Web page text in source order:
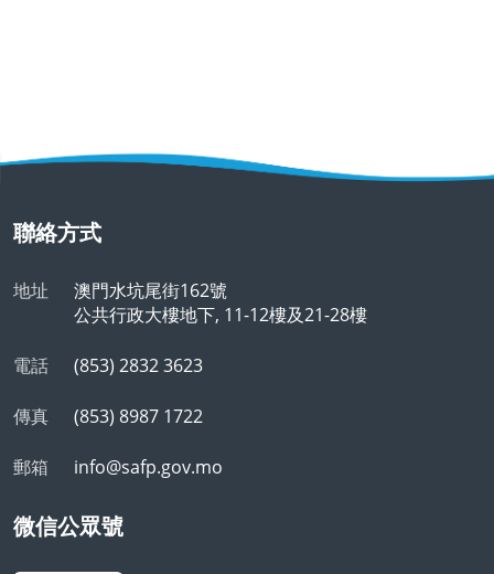
聯絡方式
地址
澳門水坑尾街162號
公共行政大樓地下, 11-12樓及21-28樓
電話 (853) 2832 3623
傳真 (853) 8987 1722
郵箱 info@safp.gov.mo
微信公眾號